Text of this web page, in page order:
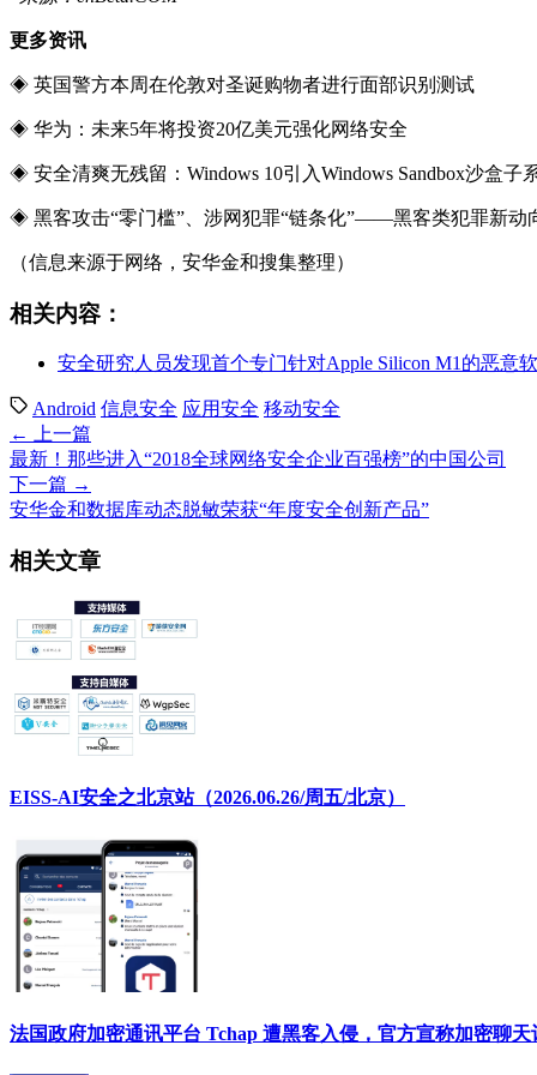
更多资讯
◈ 英国警方本周在伦敦对圣诞购物者进行面部识别测试
◈ 华为：未来5年将投资20亿美元强化网络安全
◈ 安全清爽无残留：Windows 10引入Windows Sandbox沙盒子
◈ 黑客攻击“零门槛”、涉网犯罪“链条化”——黑客类犯罪新动
（信息来源于网络，安华金和搜集整理）
相关内容：
安全研究人员发现首个专门针对Apple Silicon M1的恶意
Android 信息安全 应用安全 移动安全
← 上一篇
最新！那些进入“2018全球网络安全企业百强榜”的中国公司
下一篇 →
安华金和数据库动态脱敏荣获“年度安全创新产品”
相关文章
EISS-AI安全之北京站（2026.06.26/周五/北京）
法国政府加密通讯平台 Tchap 遭黑客入侵，官方宣称加密聊天